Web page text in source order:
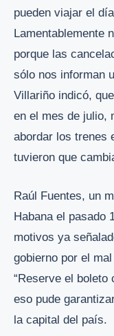
pueden viajar el
Lamentablemente
porque las
sólo nos informan
Villariño indicó,
en el mes de julio,
abordar los trenes
tuvieron que
Raúl Fuentes, un
Habana el pasado
motivos ya
gobierno por el
“Reserve el boleto
eso pude
la capital del país.